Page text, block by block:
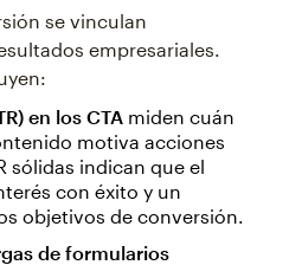
se vinculan
empresariales.
en los CTA miden cuán
motiva acciones
sólidas indican que el
con éxito y un
objetivos de conversión.
de formularios